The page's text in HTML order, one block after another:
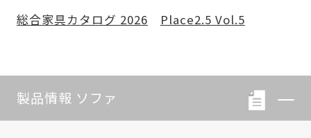
総合家具カタログ 2026 Place2.5 Vol.5
製品情報 ソファ